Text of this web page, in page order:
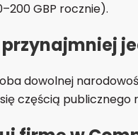
GBP rocznie).
przynajmniej
dowolnej
częścią publicznego